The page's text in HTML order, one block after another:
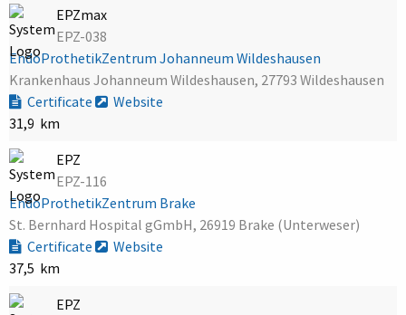
EPZmax
EPZ-038
EndoProthetikZentrum Johanneum Wildeshausen
Krankenhaus Johanneum Wildeshausen, 27793 Wildeshausen
Certificate
Website
31,9 km
EPZ
EPZ-116
EndoProthetikZentrum Brake
St. Bernhard Hospital gGmbH, 26919 Brake (Unterweser)
Certificate
Website
37,5 km
EPZ